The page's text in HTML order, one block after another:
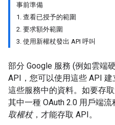
事前準備
1. 查看已授予的範圍
2. 要求額外範圍
3. 使用新權杖發出 API 呼叫
部分 Google 服務 (例如雲端
API，您可以使用這些 API
這些服務中的資料。如要存
其中一種 OAuth 2.0 用戶端
取權杖，才能存取 API。